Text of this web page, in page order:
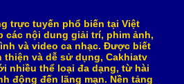
trực tuyến phổ biến tại Việt
các nội dung giải trí, phim ảnh,
và video ca nhạc. Được biết
và dễ sử dụng, Cakhiatv
nhiều thể loại đa dạng, từ hài
động đến lãng mạn. Nền tảng